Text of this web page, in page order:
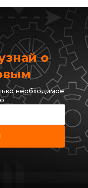
о
необходимое